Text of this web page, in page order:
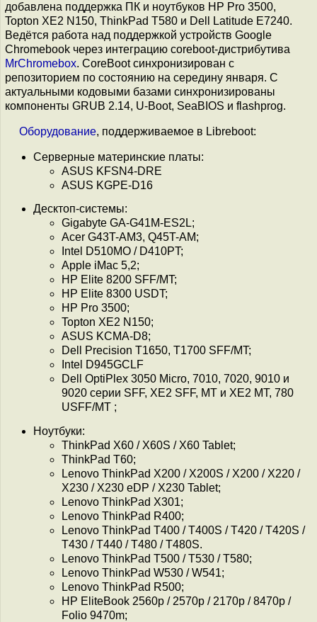
добавлена поддержка ПК и ноутбуков HP Pro 3500,
Topton XE2 N150, ThinkPad T580 и Dell Latitude E7240.
Ведётся работа над поддержкой устройств Google
Chromebook через интеграцию coreboot-дистрибутива
MrChromebox. CoreBoot синхронизирован с
репозиторием по состоянию на середину января. С
актуальными кодовыми базами синхронизированы
компоненты GRUB 2.14, U-Boot, SeaBIOS и flashprog.
Оборудование, поддерживаемое в Libreboot:
Серверные материнские платы:
ASUS KFSN4-DRE
ASUS KGPE-D16
Десктоп-системы:
Gigabyte GA-G41M-ES2L;
Acer G43T-AM3, Q45T-AM;
Intel D510MO / D410PT;
Apple iMac 5,2;
HP Elite 8200 SFF/MT;
HP Elite 8300 USDT;
HP Pro 3500;
Topton XE2 N150;
ASUS KCMA-D8;
Dell Precision T1650, T1700 SFF/MT;
Intel D945GCLF
Dell OptiPlex 3050 Micro, 7010, 7020, 9010 и
9020 серии SFF, XE2 SFF, MT и XE2 MT, 780
USFF/MT ;
Ноутбуки:
ThinkPad X60 / X60S / X60 Tablet;
ThinkPad T60;
Lenovo ThinkPad X200 / X200S / X200 / X220 /
X230 / X230 eDP / X230 Tablet;
Lenovo ThinkPad X301;
Lenovo ThinkPad R400;
Lenovo ThinkPad T400 / T400S / T420 / T420S /
T430 / T440 / T480 / T480S.
Lenovo ThinkPad T500 / T530 / T580;
Lenovo ThinkPad W530 / W541;
Lenovo ThinkPad R500;
HP EliteBook 2560p / 2570p / 2170p / 8470p /
Folio 9470m;